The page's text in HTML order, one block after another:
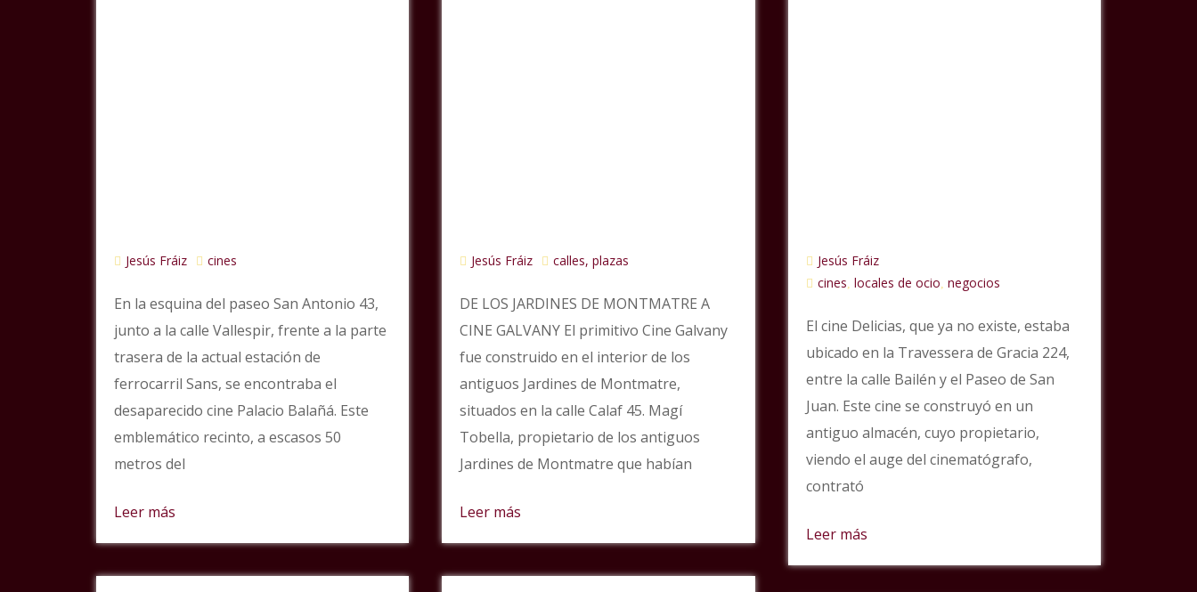
Jesús Fráiz cines
En la esquina del paseo San Antonio 43,
junto a la calle Vallespir, frente a la parte
trasera de la actual estación de
ferrocarril Sans, se encontraba el
desaparecido cine Palacio Balañá. Este
emblemático recinto, a escasos 50
metros del
Leer más
Jesús Fráiz calles, plazas
DE LOS JARDINES DE MONTMATRE A
CINE GALVANY El primitivo Cine Galvany
fue construido en el interior de los
antiguos Jardines de Montmatre,
situados en la calle Calaf 45. Magí
Tobella, propietario de los antiguos
Jardines de Montmatre que habían
Leer más
Jesús Fráiz
cines, locales de ocio, negocios
El cine Delicias, que ya no existe, estaba
ubicado en la Travessera de Gracia 224,
entre la calle Bailén y el Paseo de San
Juan. Este cine se construyó en un
antiguo almacén, cuyo propietario,
viendo el auge del cinematógrafo,
contrató
Leer más